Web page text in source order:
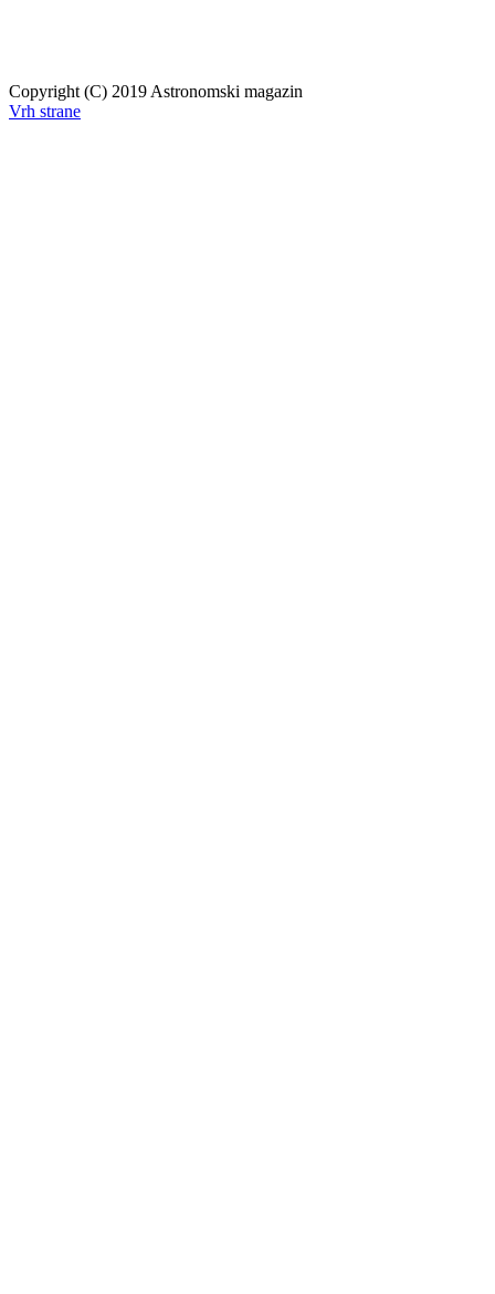
Copyright (C) 2019 Astronomski magazin
Vrh strane